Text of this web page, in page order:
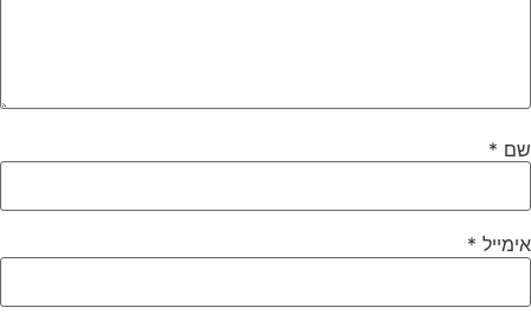
שם *
אימייל *